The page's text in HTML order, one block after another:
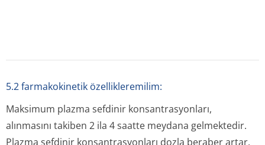
Erişkinlerde yapılan çalışmalara göre, <30 mL/dk’ya
kadar kreatinin klirensi olan kişilerde doz değişimi